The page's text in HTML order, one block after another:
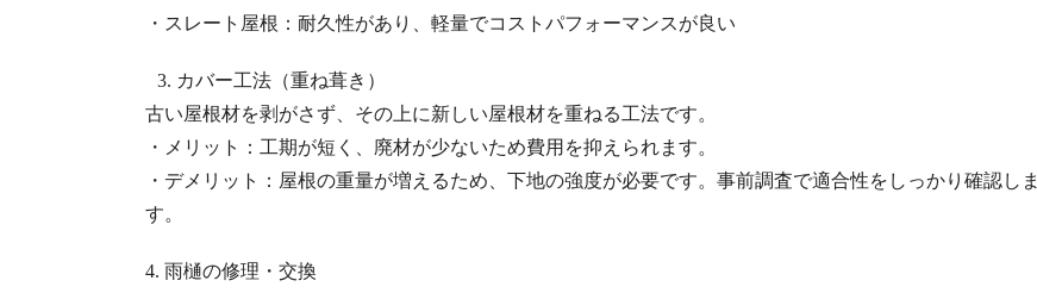
・スレート屋根：耐久性があり、軽量でコストパフォーマンスが良い
3. カバー工法（重ね葺き）
古い屋根材を剥がさず、その上に新しい屋根材を重ねる工法です。
・メリット：工期が短く、廃材が少ないため費用を抑えられます。
・デメリット：屋根の重量が増えるため、下地の強度が必要です。事前調査で適合性をしっかり確認しま
す。
4. 雨樋の修理・交換